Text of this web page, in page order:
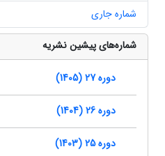
شماره جاری
شماره‌های پیشین نشریه
دوره 27 (1405)
دوره 26 (1404)
دوره 25 (1403)